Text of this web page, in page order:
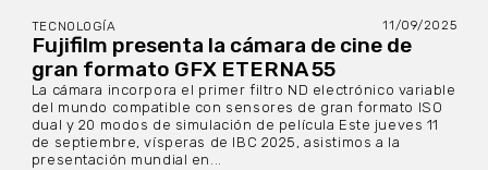
TECNOLOGÍA 11/09/2025
Fujifilm presenta la cámara de cine de
gran formato GFX ETERNA 55
La cámara incorpora el primer filtro ND electrónico variable
del mundo compatible con sensores de gran formato ISO
dual y 20 modos de simulación de película Este jueves 11
de septiembre, vísperas de IBC 2025, asistimos a la
presentación mundial en...